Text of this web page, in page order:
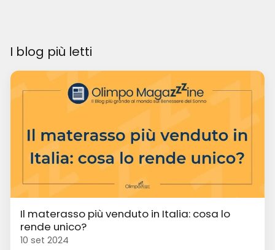
I blog più letti
Il materasso più venduto in Italia: cosa lo
rende unico?
10 set 2024